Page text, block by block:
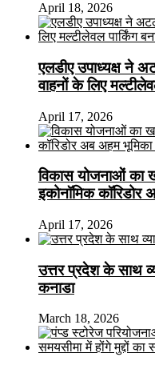
April 18, 2026
एलडीए उपाध्यक्ष ने
वाहनों के लिए
April 17, 2026
विकास योजनाओं का
इकोनॉमिक
April 17, 2026
उत्तर प्रदेश के साथ
कनाडा
March 18, 2026